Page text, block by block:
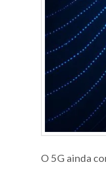
O 5G ainda